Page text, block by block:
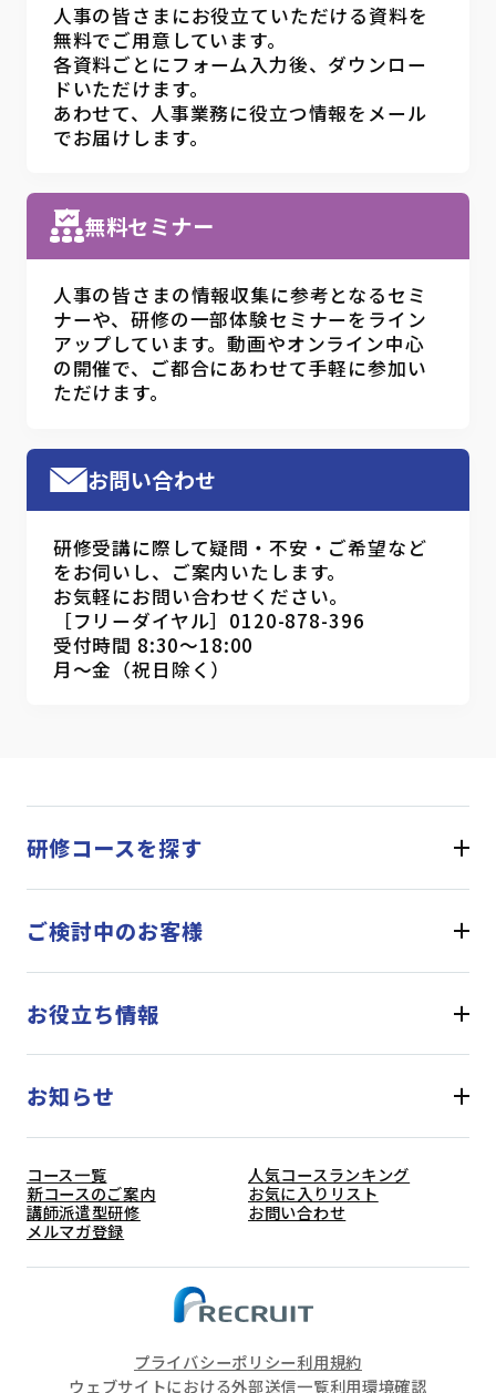
人事の皆さまにお役立ていただける資料を
無料でご用意しています。
各資料ごとにフォーム入力後、ダウンロー
ドいただけます。
あわせて、人事業務に役立つ情報をメール
でお届けします。
無料セミナー
人事の皆さまの情報収集に参考となるセミ
ナーや、研修の一部体験セミナーをライン
アップしています。動画やオンライン中心
の開催で、ご都合にあわせて手軽に参加い
ただけます。
お問い合わせ
研修受講に際して疑問・不安・ご希望など
をお伺いし、ご案内いたします。
お気軽にお問い合わせください。
［フリーダイヤル］0120-878-396
受付時間 8:30～18:00
月～金（祝日除く）
研修コースを探す
ご検討中のお客様
お役立ち情報
お知らせ
コース一覧
人気コースランキング
新コースのご案内
お気に入りリスト
講師派遣型研修
お問い合わせ
メルマガ登録
プライバシーポリシー利用規約
ウェブサイトにおける外部送信一覧利用環境確認